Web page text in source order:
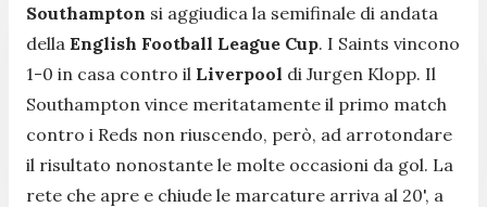
Southampton si aggiudica la semifinale di andata
della English Football League Cup. I Saints vincono
1-0 in casa contro il Liverpool di Jurgen Klopp. Il
Southampton vince meritatamente il primo match
contro i Reds non riuscendo, però, ad arrotondare
il risultato nonostante le molte occasioni da gol. La
rete che apre e chiude le marcature arriva al 20', a